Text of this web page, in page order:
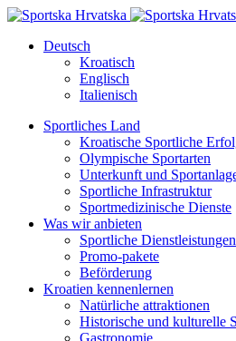
Deutsch
Kroatisch
Englisch
Italienisch
Sportliches Land
Kroatische Sportliche
Olympische Sportarten
Unterkunft und
Sportliche Infrastruktur
Sportmedizinische Dienste
Was wir anbieten
Sportliche Dienstleistungen
Promo-pakete
Beförderung
Kroatien kennenlernen
Natürliche attraktionen
Historische und kulturelle
Gastronomie